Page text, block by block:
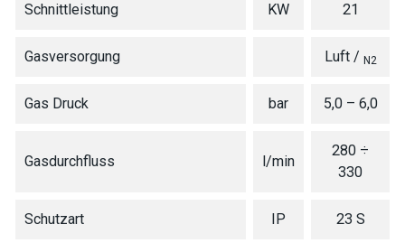
Schnittleistung KW 21
Gasversorgung Luft / N2
Gas Druck bar 5,0 – 6,0
Gasdurchfluss l/min
280 ÷
330
Schutzart IP 23 S